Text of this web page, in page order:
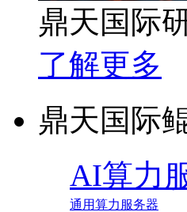
鼎天国际
了解更多
鼎天国际
AI算力
通用算力服务器